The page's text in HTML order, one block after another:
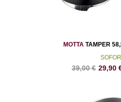
MOTTATAMPER
39,00€ 29,90